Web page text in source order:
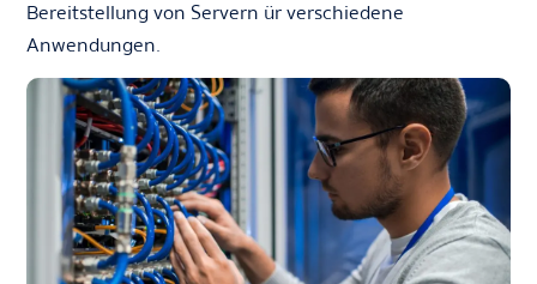
Bereitstellung von Servern ür verschiedene
Anwendungen.